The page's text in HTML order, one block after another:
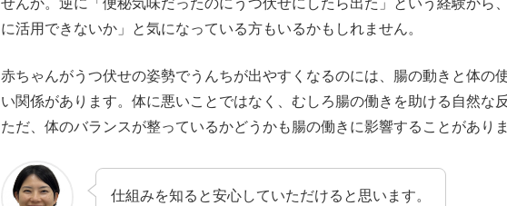
に活用できないか」と気になっている方もいるかもしれません。
赤ちゃんがうつ伏せの姿勢でうんちが出やすくなるのには、腸の動きと体の
い関係があります。体に悪いことではなく、むしろ腸の働きを助ける自然な反
ただ、体のバランスが整っているかどうかも腸の働きに影響することがありま
仕組みを知ると安心していただけると思います。